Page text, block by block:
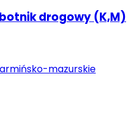
drogowy (K,M)
mazurskie